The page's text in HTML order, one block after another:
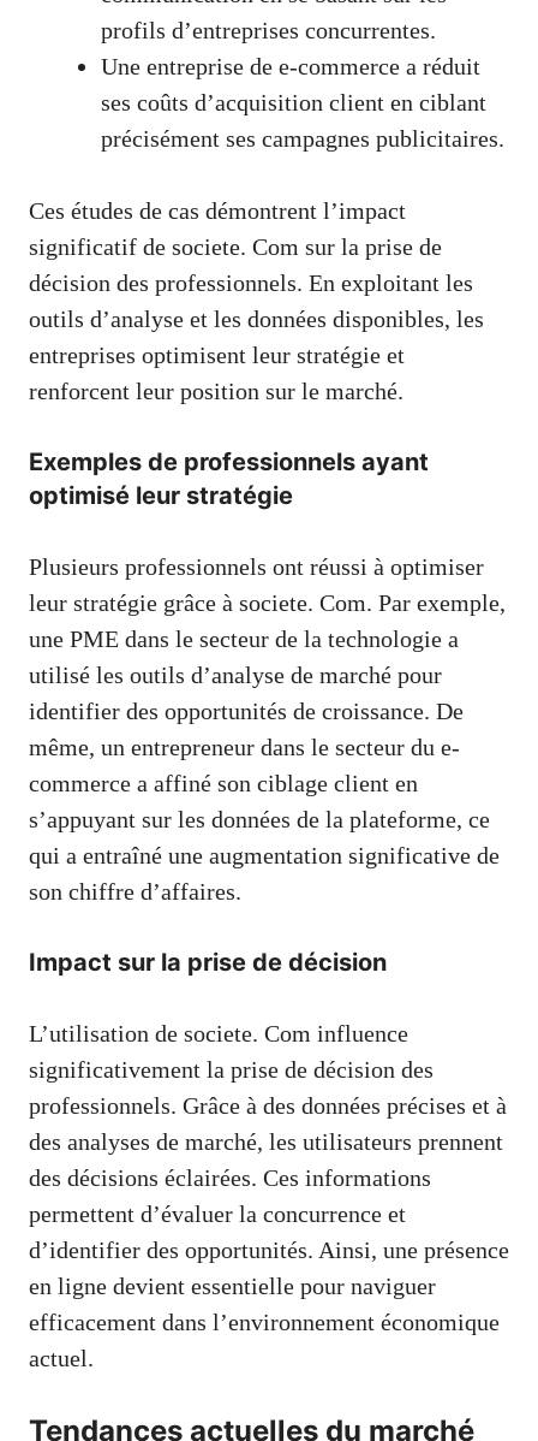
profils d’entreprises concurrentes.
Une entreprise de e-commerce a réduit
ses coûts d’acquisition client en ciblant
précisément ses campagnes publicitaires.
Ces études de cas démontrent l’impact
significatif de societe. Com sur la prise de
décision des professionnels. En exploitant les
outils d’analyse et les données disponibles, les
entreprises optimisent leur stratégie et
renforcent leur position sur le marché.
Exemples de professionnels ayant
optimisé leur stratégie
Plusieurs professionnels ont réussi à optimiser
leur stratégie grâce à societe. Com. Par exemple,
une PME dans le secteur de la technologie a
utilisé les outils d’analyse de marché pour
identifier des opportunités de croissance. De
même, un entrepreneur dans le secteur du e-
commerce a affiné son ciblage client en
s’appuyant sur les données de la plateforme, ce
qui a entraîné une augmentation significative de
son chiffre d’affaires.
Impact sur la prise de décision
L’utilisation de societe. Com influence
significativement la prise de décision des
professionnels. Grâce à des données précises et à
des analyses de marché, les utilisateurs prennent
des décisions éclairées. Ces informations
permettent d’évaluer la concurrence et
d’identifier des opportunités. Ainsi, une présence
en ligne devient essentielle pour naviguer
efficacement dans l’environnement économique
actuel.
Tendances actuelles du marché